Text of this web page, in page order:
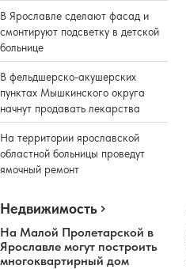
В Ярославле сделают фасад и
смонтируют подсветку в детской
больнице
В фельдшерско-акушерских
пунктах Мышкинского округа
начнут продавать лекарства
На территории ярославской
областной больницы проведут
ямочный ремонт
Недвижимость
На Малой Пролетарской в
Ярославле могут построить
многоквартирный дом